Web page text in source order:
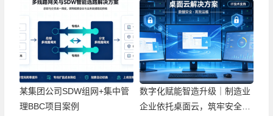
某集团公司SDW组网+集中管
理BBC项目案例
数字化赋能智造升级｜制造业
企业依托桌面云，筑牢安全高